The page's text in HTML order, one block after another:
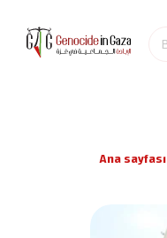
Ana sayfası